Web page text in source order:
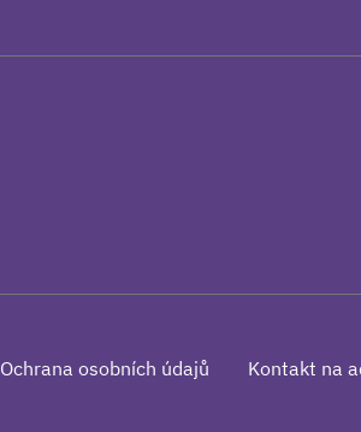
Ochrana osobních údajů Kontakt na